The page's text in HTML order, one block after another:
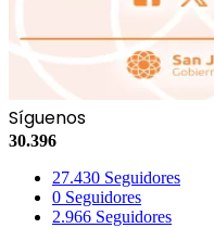
Síguenos
30.396
27.430 Seguidores
0 Seguidores
2.966 Seguidores